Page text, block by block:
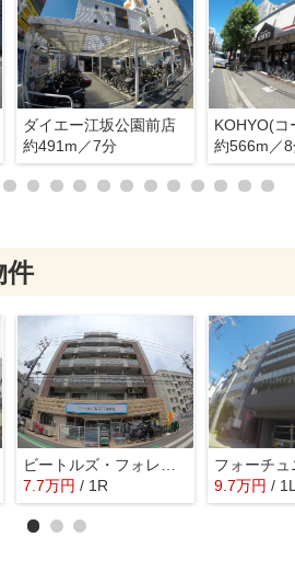
ダイエー江坂公園前店
約491m／7分
約566m／
件
7.7万円 / 1R
フォーチ
9.7万円 /